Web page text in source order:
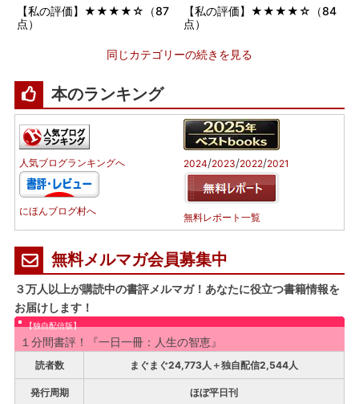
【私の評価】★★★★☆（87
点）
【私の評価】★★★★☆（84
点）
同じカテゴリーの続きを見る
本のランキング
人気ブログランキングへ
にほんブログ村へ
2024/2023/2022/2021
無料レポート一覧
無料メルマガ会員募集中
３万人以上が購読中の書評メルマガ！あなたに役立つ書籍情報を
お届けします！
【独自配信版】
１分間書評！『一日一冊：人生の智恵』
読者数 まぐまぐ24,773人＋独自配信2,544人
発行周期 ほぼ平日刊